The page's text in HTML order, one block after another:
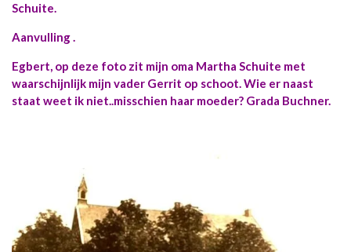
Schuite.
Aanvulling .
Egbert, op deze foto zit mijn oma Martha Schuite met
waarschijnlijk mijn vader Gerrit op schoot. Wie er naast
staat weet ik niet..misschien haar moeder? Grada Buchner.